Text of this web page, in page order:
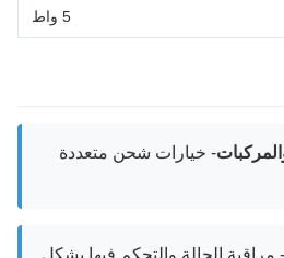
5 واط
- خيارات شحن متعددة